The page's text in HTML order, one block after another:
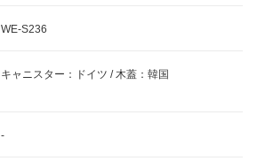
WE-S236
キャニスター：ドイツ / 木蓋：韓国
-